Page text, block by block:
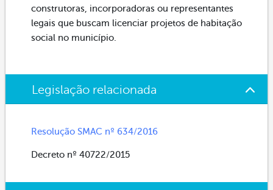
construtoras, incorporadoras ou representantes
legais que buscam licenciar projetos de habitação
social no município.
Legislação relacionada
Resolução SMAC nº 634/2016
Decreto nº 40722/2015